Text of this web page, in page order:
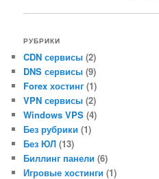
РУБРИКИ
CDN сервисы (2)
DNS сервисы (9)
Forex хостинг (1)
VPN сервисы (2)
Windows VPS (4)
Без рубрики (1)
Без ЮЛ (13)
Биллинг панели (6)
Игровые хостинги (1)